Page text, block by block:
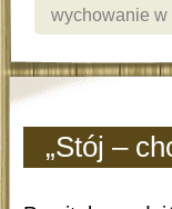
wychowanie w
„Stój –